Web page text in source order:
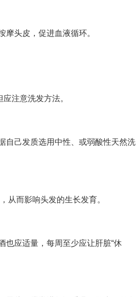
头皮，促进血液循环。
注意洗发方法。
己发质选用中性、或弱酸性天然洗
而影响头发的生长发育。
应适量，每周至少应让肝脏“休